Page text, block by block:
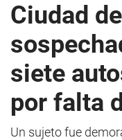
Ciudad
siete
por falta
Un sujeto fue